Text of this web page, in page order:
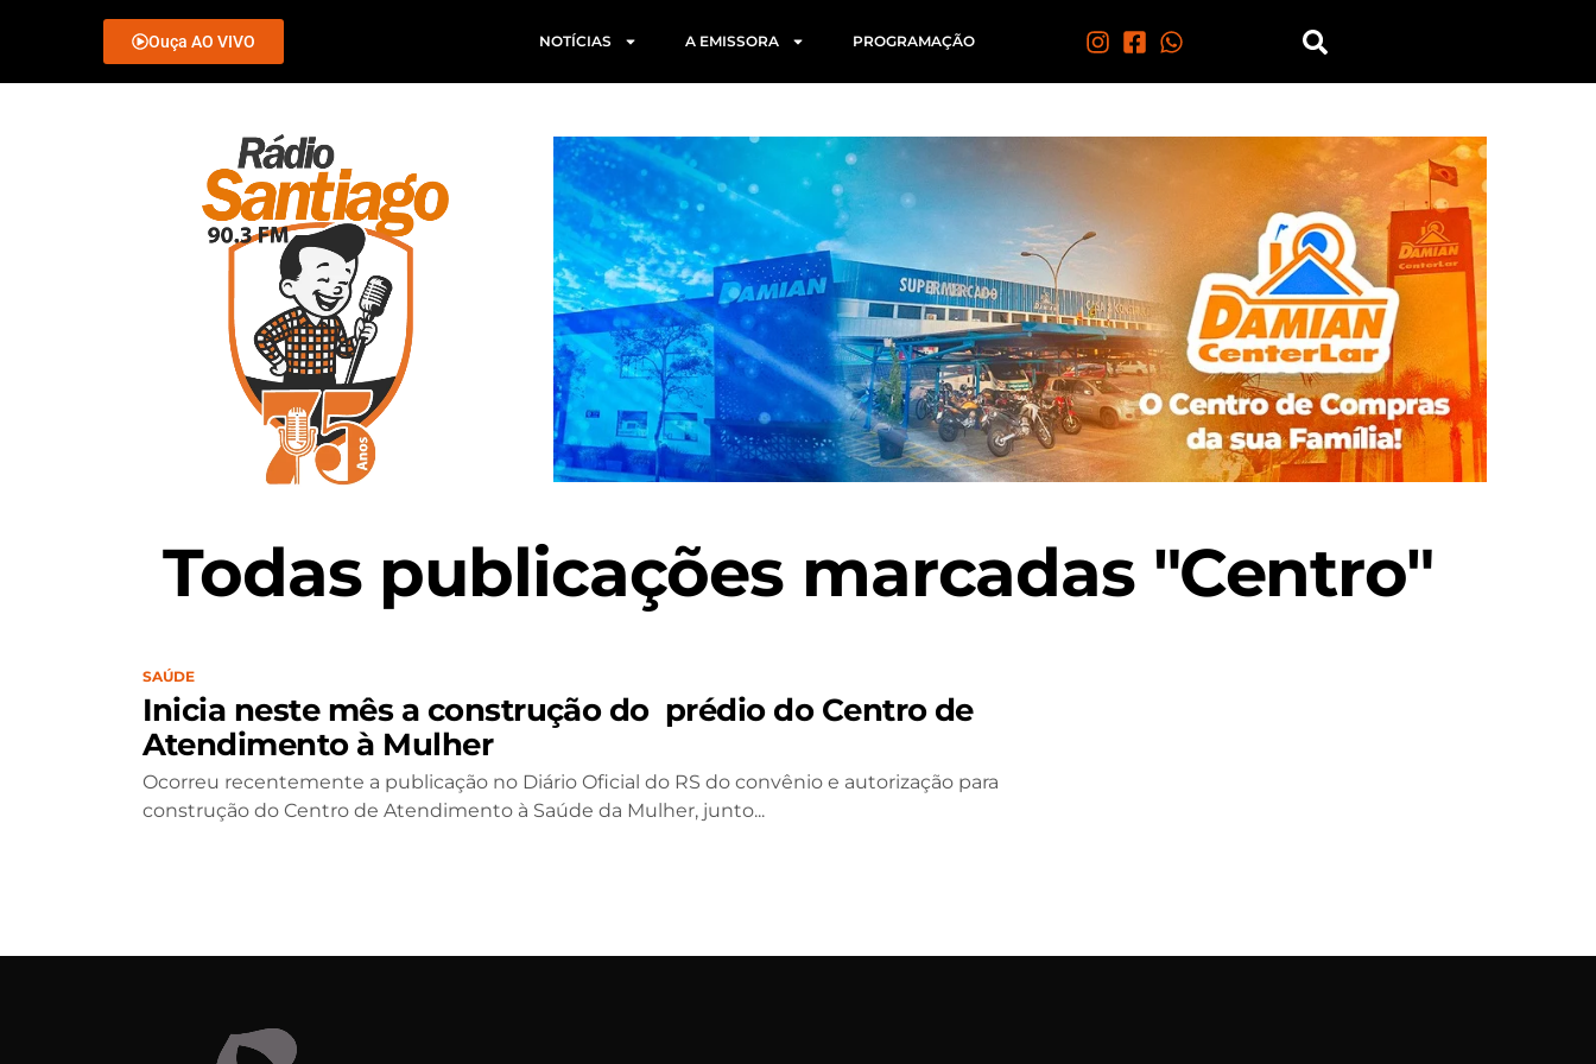
Ouça AO VIVO NOTÍCIAS A EMISSORA PROGRAMAÇÃO
Todas publicações marcadas "Centro"
SAÚDE
Inicia neste mês a construção do prédio do Centro de
Atendimento à Mulher
Ocorreu recentemente a publicação no Diário Oficial do RS do convênio e autorização para
construção do Centro de Atendimento à Saúde da Mulher, junto...